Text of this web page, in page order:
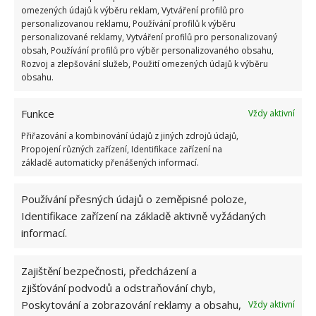
omezených údajů k výběru reklam, Vytváření profilů pro
personalizovanou reklamu, Používání profilů k výběru
personalizované reklamy, Vytváření profilů pro personalizovaný
obsah, Používání profilů pro výběr personalizovaného obsahu,
Rozvoj a zlepšování služeb, Použití omezených údajů k výběru
obsahu.
Funkce
Vždy aktivní
Přiřazování a kombinování údajů z jiných zdrojů údajů,
Propojení různých zařízení, Identifikace zařízení na
základě automaticky přenášených informací.
Používání přesných údajů o zeměpisné poloze,
Identifikace zařízení na základě aktivně vyžádaných
informací.
Zajištění bezpečnosti, předcházení a
zjišťování podvodů a odstraňování chyb,
Poskytování a zobrazování reklamy a obsahu,
Vždy aktivní
skvrny na koberci nebo na sedačce, stejně jako
poslouží jako první pomoc při vylití tekutiny. Umí
odstranit pachy z ledničky, stejně jako přijde vhod
při změkčení vody, třeba při praní.